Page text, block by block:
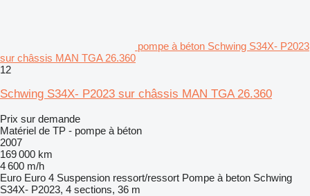
pompe à béton Schwing S34X- P2023
sur châssis MAN TGA 26.360
12
Schwing S34X- P2023 sur châssis MAN TGA 26.360
Prix sur demande
Matériel de TP - pompe à béton
2007
169 000 km
4 600 m/h
Euro Euro 4 Suspension ressort/ressort Pompe à beton Schwing
S34X- P2023, 4 sections, 36 m